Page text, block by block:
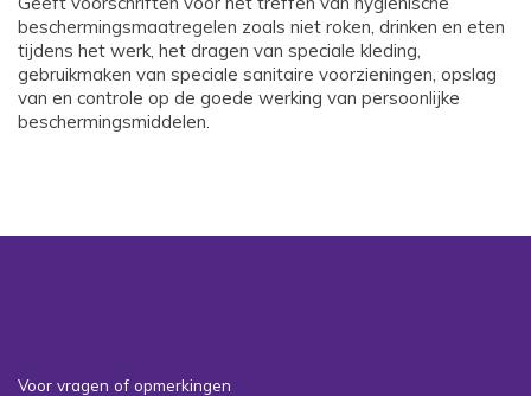
beschermingsmaatregelen zoals niet roken, drinken en eten
tijdens het werk, het dragen van speciale kleding,
gebruikmaken van speciale sanitaire voorzieningen, opslag
van en controle op de goede werking van persoonlijke
beschermingsmiddelen.
Voor vragen of opmerkingen